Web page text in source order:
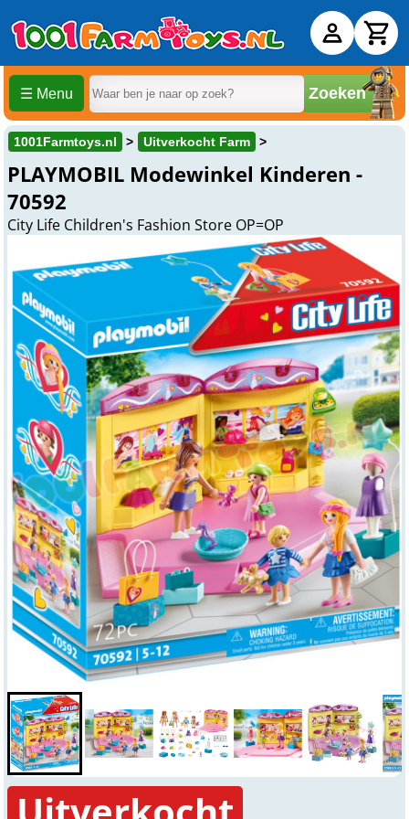
☰ Menu Zoeken
1001Farmtoys.nl Uitverkocht Farm
PLAYMOBIL Modewinkel Kinderen -
70592
City Life Children's Fashion Store OP=OP